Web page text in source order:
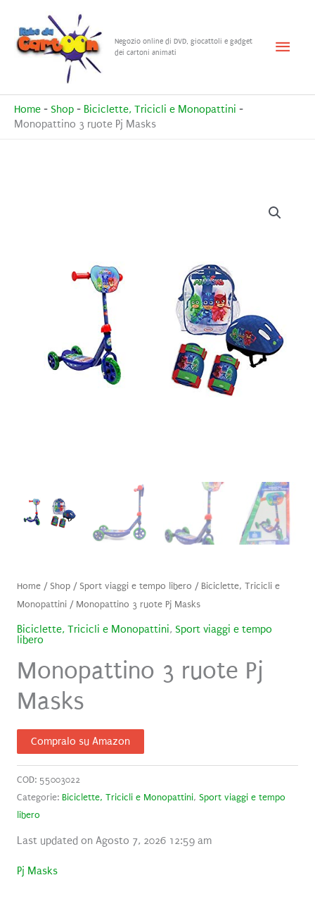
contenuto
Negozio online di DVD, giocattoli e gadget
dei cartoni animati
Menu
Home - Shop - Biciclette, Tricicli e Monopattini -
Monopattino 3 ruote Pj Masks
Home/ Shop/ Sport viaggi e tempo libero / Biciclette, Tricicli e
Monopattini/ Monopattino 3 ruote Pj Masks
Biciclette, Tricicli e Monopattini, Sport viaggi e tempo
libero
Monopattino 3 ruote Pj
Masks
Compralo su Amazon
COD: 55003022
Categorie: Biciclette, Tricicli e Monopattini, Sport viaggi e tempo
libero
Last updated on Agosto 7, 2026 12:59 am
Pj Masks